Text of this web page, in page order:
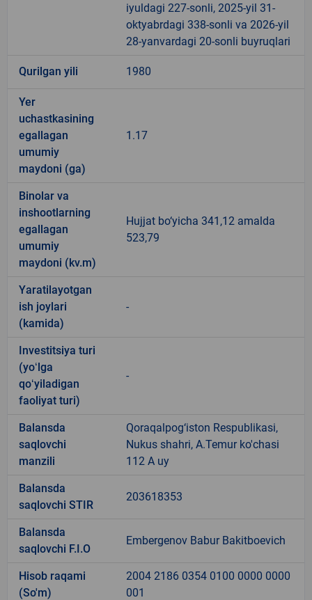
iyuldagi 227-sonli, 2025-yil 31-
oktyabrdagi 338-sonli va 2026-yil
28-yanvardagi 20-sonli buyruqlari
Qurilgan yili 1980
Yer
uchastkasining
egallagan
umumiy
maydoni (ga)
1.17
Binolar va
inshootlarning
egallagan
umumiy
maydoni (kv.m)
Hujjat bo‘yicha 341,12 amalda
523,79
Yaratilayotgan
ish joylari
(kamida)
-
Investitsiya turi
(yoʻlga
qoʻyiladigan
faoliyat turi)
-
Balansda
saqlovchi
manzili
Qoraqalpog‘iston Respublikasi,
Nukus shahri, A.Temur ko'chasi
112 A uy
Balansda
saqlovchi STIR
203618353
Balansda
saqlovchi F.I.O
Embergenov Babur Bakitboevich
Hisob raqami
(So'm)
2004 2186 0354 0100 0000 0000
001